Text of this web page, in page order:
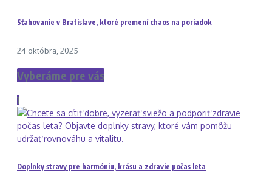
Sťahovanie v Bratislave, ktoré premení chaos na poriadok
24 októbra, 2025
Vyberáme pre vás
1
Doplnky stravy pre harmóniu, krásu a zdravie počas leta